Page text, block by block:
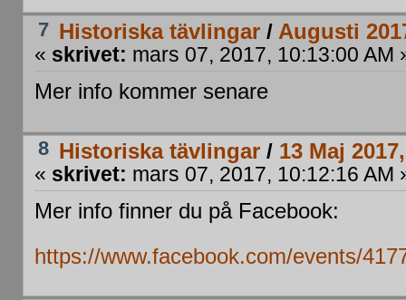
7 Historiska tävlingar / Augusti
« skrivet: mars 07, 2017, 10:13:00 AM
Mer info kommer senare
8 Historiska tävlingar / 13 Maj
« skrivet: mars 07, 2017, 10:12:16 AM
Mer info finner du på Facebook:
https://www.facebook.com/events/